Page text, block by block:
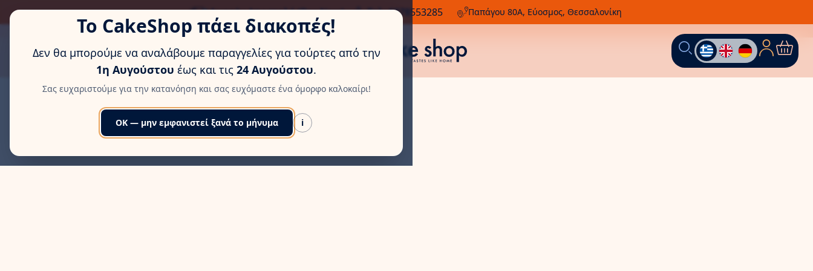
Το CakeShop πάει διακοπές!
Δεν θα μπορούμε να αναλάβουμε παραγγελίες για τούρτες από την
1η Αυγούστου έως και τις 24 Αυγούστου.
Σας ευχαριστούμε για την κατανόηση και σας ευχόμαστε ένα όμορφο καλοκαίρι!
OK — μην εμφανιστεί ξανά το μήνυμα i
Δωρεάν Αποστολή (Box Now) Τηλ: 6978553285 Παπάγου 80Α, Εύοσμος, Θεσσαλονίκη
MENU